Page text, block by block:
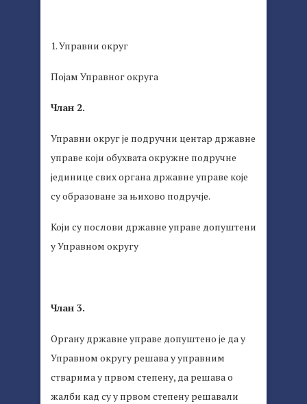
1. Управни округ
Појам Управног округа
Члан 2.
Управни округ је подручни центар државне
управе који обухвата окружне подручне
јединице свих органа државне управе које
су образоване за њихово подручје.
Који су послови државне управе допуштени
у Управном округу
Члан 3.
Органу државне управе допуштено је да у
Управном округу решава у управним
стварима у првом степену, да решава о
жалби кад су у првом степену решавали